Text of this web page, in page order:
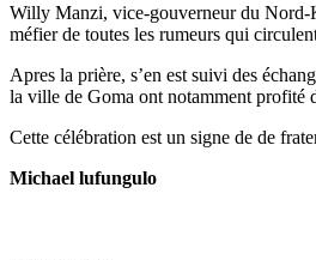
Willy Manzi, vice-gouverneur du Nord-
méfier de toutes les rumeurs qui
Apres la prière, s’en est suivi des
la ville de Goma ont notamment profité
Cette célébration est un signe de de
Michael lufungulo